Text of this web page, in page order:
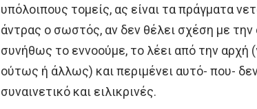
υπόλοιπους τομείς, ας είναι τα πράγματα
άντρας ο σωστός, αν δεν θέλει σχέση με την
συνήθως το εννοούμε, το λέει από την αρχή
ούτως ή άλλως) και περιμένει αυτό- που-
συναινετικό και ειλικρινές.